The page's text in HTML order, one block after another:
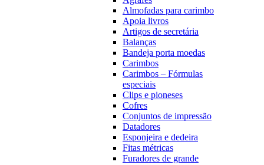
Almofadas para carimbo
Apoia livros
Artigos de secretária
Balanças
Bandeja porta moedas
Carimbos
Carimbos – Fórmulas
especiais
Clips e pioneses
Cofres
Conjuntos de impressão
Datadores
Esponjeira e dedeira
Fitas métricas
Furadores de grande